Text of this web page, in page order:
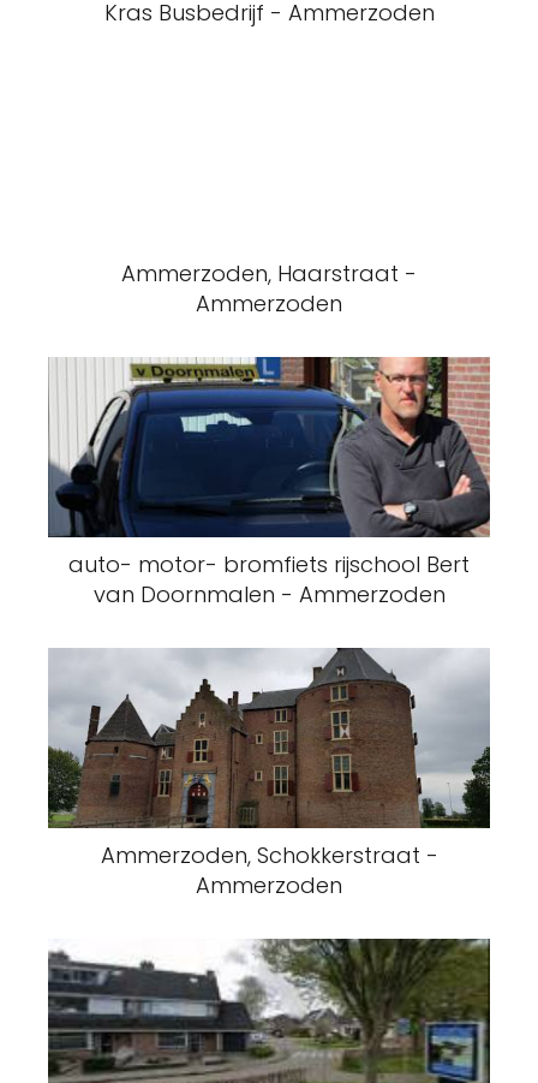
Kras Busbedrijf - Ammerzoden
Ammerzoden, Haarstraat -
Ammerzoden
auto- motor- bromfiets rijschool Bert
van Doornmalen - Ammerzoden
Ammerzoden, Schokkerstraat -
Ammerzoden